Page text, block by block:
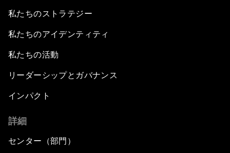
私たちのストラテジー
私たちのアイデンティティ
私たちの活動
リーダーシップとガバナンス
インパクト
詳細
センター（部門）